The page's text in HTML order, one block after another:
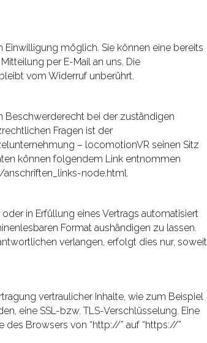
möglich. Sie können eine bereits
per E-Mail an uns. Die
vom Widerruf unberührt.
Beschwerderecht bei der zuständigen
Fragen ist der
– locomotionVR seinen Sitz
können folgendem Link entnommen
node.html.
in Erfüllung eines Vertrags automatisiert
Format aushändigen zu lassen.
verlangen, erfolgt dies nur, soweit
vertraulicher Inhalte, wie zum Beispiel
eine SSL-bzw. TLS-Verschlüsselung. Eine
Browsers von “http://” auf “https://”